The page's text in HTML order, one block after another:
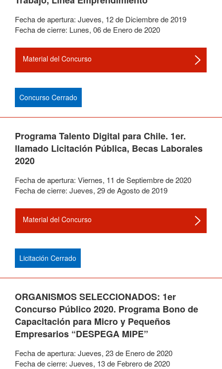
Fecha de apertura: Jueves, 12de Diciembrede2019
Fecha de cierre: Lunes, 06de Enerode2020
Material del Concurso
Concurso Cerrado
Programa Talento Digital para Chile. 1er.
llamado Licitación Pública, Becas Laborales
2020
Fecha de apertura: Viernes, 11 deSeptiembrede2020
Fecha de cierre: Jueves, 29deAgostode2019
Material del Concurso
Licitación Cerrado
ORGANISMOS SELECCIONADOS: 1er
Concurso Público 2020. Programa Bono de
Capacitación para Micro y Pequeños
Empresarios “DESPEGA MIPE”
Fecha de apertura: Jueves, 23de Enerode2020
Fecha de cierre: Jueves, 13de Febrerode2020